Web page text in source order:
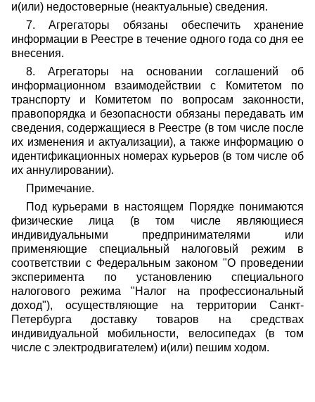
и(или) недостоверные (неактуальные) сведения.
7. Агрегаторы обязаны обеспечить хранение
информации в Реестре в течение одного года со дня ее
внесения.
8. Агрегаторы на основании соглашений об
информационном взаимодействии с Комитетом по
транспорту и Комитетом по вопросам законности,
правопорядка и безопасности обязаны передавать им
сведения, содержащиеся в Реестре (в том числе после
их изменения и актуализации), а также информацию о
идентификационных номерах курьеров (в том числе об
их аннулировании).
Примечание.
Под курьерами в настоящем Порядке понимаются
физические лица (в том числе являющиеся
индивидуальными предпринимателями или
применяющие специальный налоговый режим в
соответствии с Федеральным законом "О проведении
эксперимента по установлению специального
налогового режима "Налог на профессиональный
доход"), осуществляющие на территории Санкт-
Петербурга доставку товаров на средствах
индивидуальной мобильности, велосипедах (в том
числе с электродвигателем) и(или) пешим ходом.